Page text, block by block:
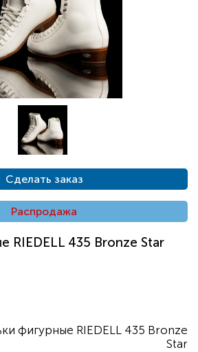
Сделать заказ
Распродажа
RIEDELL 435 Bronze Star
фигурные RIEDELL 435 Bronze
Star